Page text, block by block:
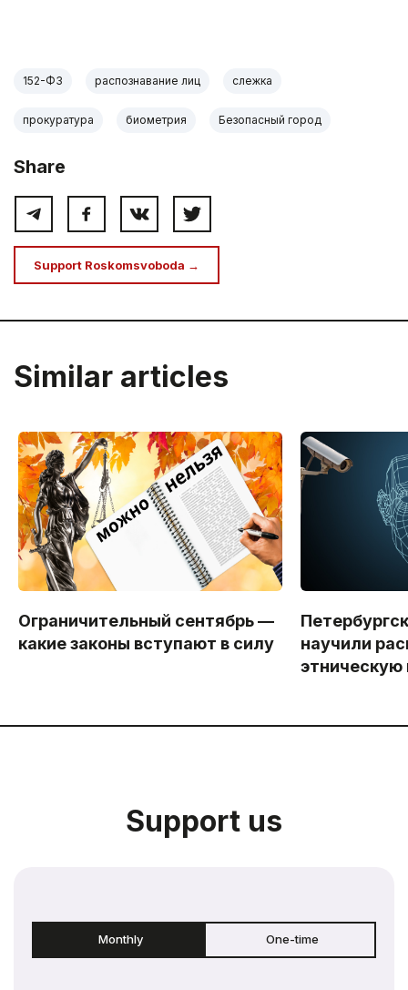
152-ФЗ распознавание лиц слежка
прокуратура биометрия Безопасный город
Share
Support Roskomsvoboda →
Similar articles
Ограничительный сентябрь —
какие законы вступают в силу
научили
Support us
Monthly One-time